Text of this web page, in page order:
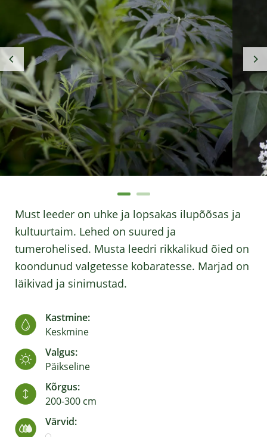
Must leeder on uhke ja lopsakas ilupõõsas ja
kultuurtaim. Lehed on suured ja
tumerohelised. Musta leedri rikkalikud õied on
koondunud valgetesse kobaratesse. Marjad on
läikivad ja sinimustad.
Kastmine:
Keskmine
Valgus:
Päikseline
Kõrgus:
200-300 cm
Värvid: